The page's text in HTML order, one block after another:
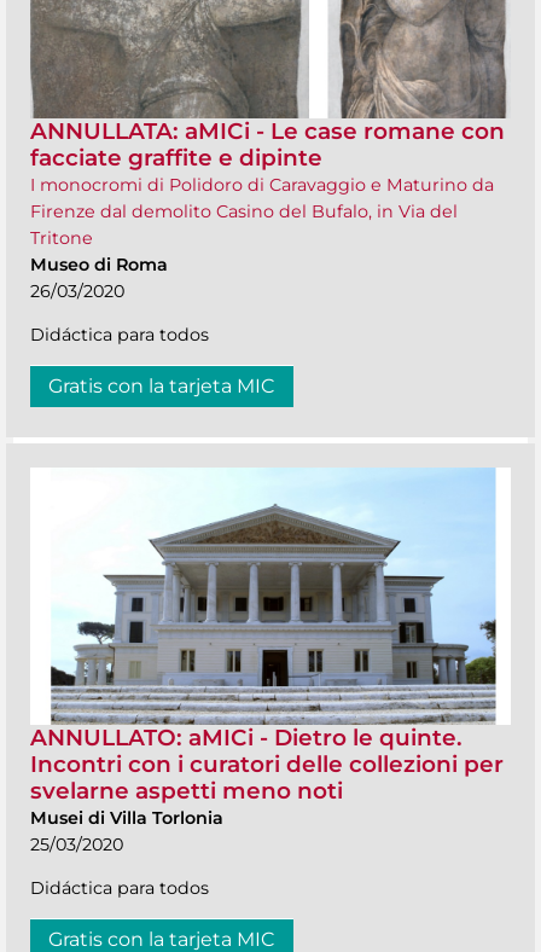
ANNULLATA: aMICi - Le case romane con
facciate graffite e dipinte
I monocromi di Polidoro di Caravaggio e Maturino da
Firenze dal demolito Casino del Bufalo, in Via del
Tritone
Museo di Roma
26/03/2020
Didáctica para todos
Gratis con la tarjeta MIC
ANNULLATO: aMICi - Dietro le quinte.
Incontri con i curatori delle collezioni per
svelarne aspetti meno noti
Musei di Villa Torlonia
25/03/2020
Didáctica para todos
Gratis con la tarjeta MIC